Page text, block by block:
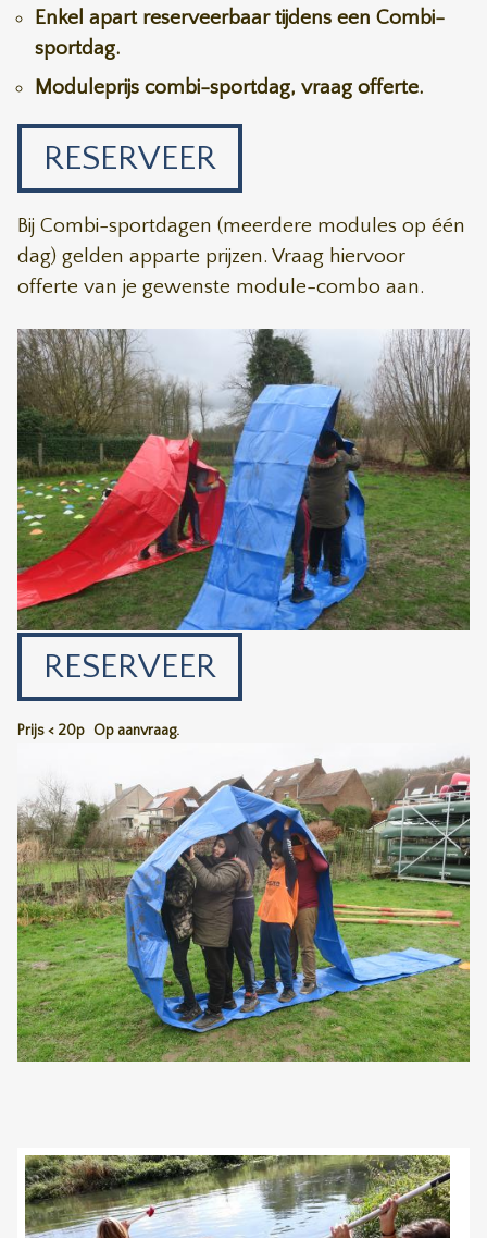
Enkel apart reserveerbaar tijdens een Combi-
sportdag.
Moduleprijs combi-sportdag, vraag offerte.
RESERVEER
Bij Combi-sportdagen (meerdere modules op één
dag) gelden apparte prijzen. Vraag hiervoor
offerte van je gewenste module-combo aan.
RESERVEER
Prijs < 20p Op aanvraag.